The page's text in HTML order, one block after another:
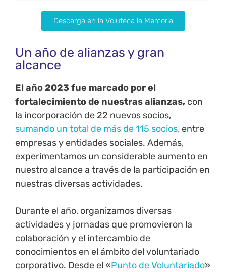
Descarga en la Voluteca la Memoria
Un año de alianzas y gran
alcance
El año 2023 fue marcado por el
fortalecimiento de nuestras alianzas, con
la incorporación de 22 nuevos socios,
sumando un total de más de 115 socios, entre
empresas y entidades sociales. Además,
experimentamos un considerable aumento en
nuestro alcance a través de la participación en
nuestras diversas actividades.
Durante el año, organizamos diversas
actividades y jornadas que promovieron la
colaboración y el intercambio de
conocimientos en el ámbito del voluntariado
corporativo. Desde el «Punto de Voluntariado»